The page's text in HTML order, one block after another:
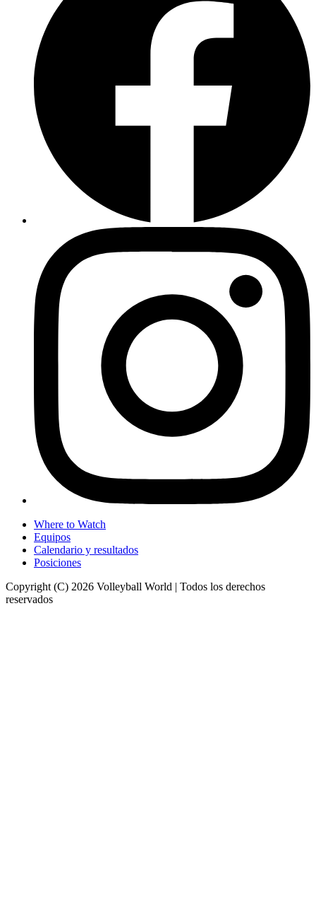
Where to Watch
Equipos
Calendario y resultados
Posiciones
Copyright (C) 2026 Volleyball World | Todos los derechos
reservados